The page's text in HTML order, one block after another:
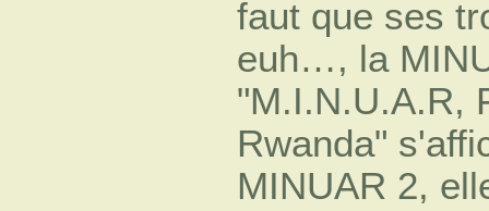
faut que ses
euh…, la
"M.I.N.U.A.R,
Rwanda"
MINUAR 2,